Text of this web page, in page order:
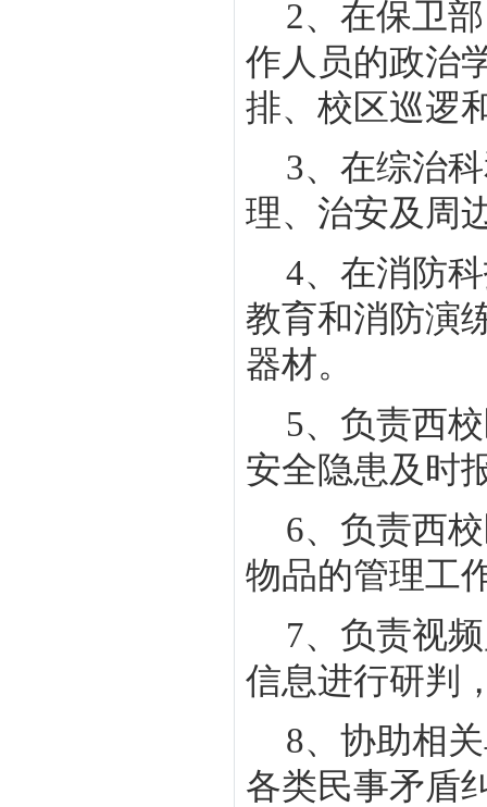
2、在保卫
作人员的政治
排、校区巡逻
3、在综治
理、治安及周
4、在消防
教育和消防演
器材。
5、负责西
安全隐患及时
6、负责西
物品的管理工
7、负责视
信息进行研判
8、协助相
各类民事矛盾